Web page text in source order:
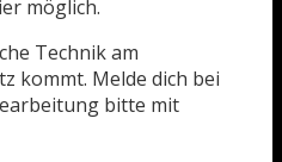
möglich.
Technik am
kommt. Melde dich bei
bitte mit